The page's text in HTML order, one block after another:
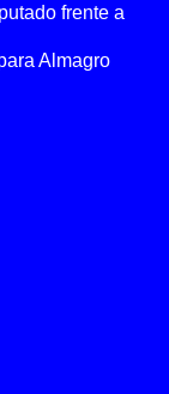
frente a
Almagro